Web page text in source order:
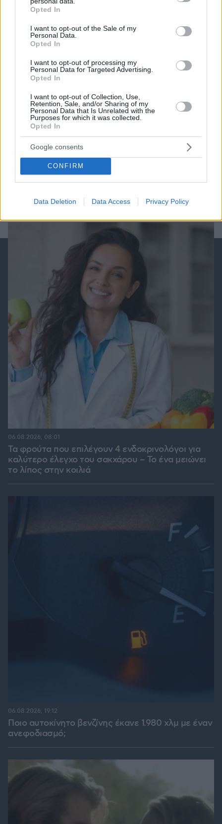
grant or deny consent to Google and its third-party tags to
use your data for below specified purposes in below Google
consent section.
Opted In
I want to opt-out of the Sale of my
Personal Data.
Opted In
I want to opt-out of processing my
Personal Data for Targeted Advertising.
Opted In
I want to opt-out of Collection, Use,
Retention, Sale, and/or Sharing of my
Personal Data that Is Unrelated with the
Purposes for which it was collected.
Opted In
Google consents
CONFIRM
Data Deletion Data Access Privacy Policy
Games
Cut The Rope Candy
Best of Network
Τα φρούτα που επιλέγουν 4 ενδοκρινολόγοι για
καλύτερο έλεγχο του σακχάρου – Το ένα μειώνει
το λίπος στην κοιλιά
06.08.2026, 08:01
Ποιο αυτοκίνητο βενζίνης έκανε 1.980 χλμ με έναν
ανεφοδιασμό;
06.08.2026, 19:12